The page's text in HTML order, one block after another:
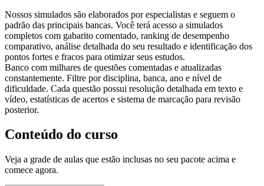
Nossos simulados são elaborados por especialistas e seguem o
padrão das principais bancas. Você terá acesso a simulados
completos com gabarito comentado, ranking de desempenho
comparativo, análise detalhada do seu resultado e identificação dos
pontos fortes e fracos para otimizar seus estudos.
Banco com milhares de questões comentadas e atualizadas
constantemente. Filtre por disciplina, banca, ano e nível de
dificuldade. Cada questão possui resolução detalhada em texto e
vídeo, estatísticas de acertos e sistema de marcação para revisão
posterior.
Conteúdo do curso
Veja a grade de aulas que estão inclusas no seu pacote acima e
comece agora.